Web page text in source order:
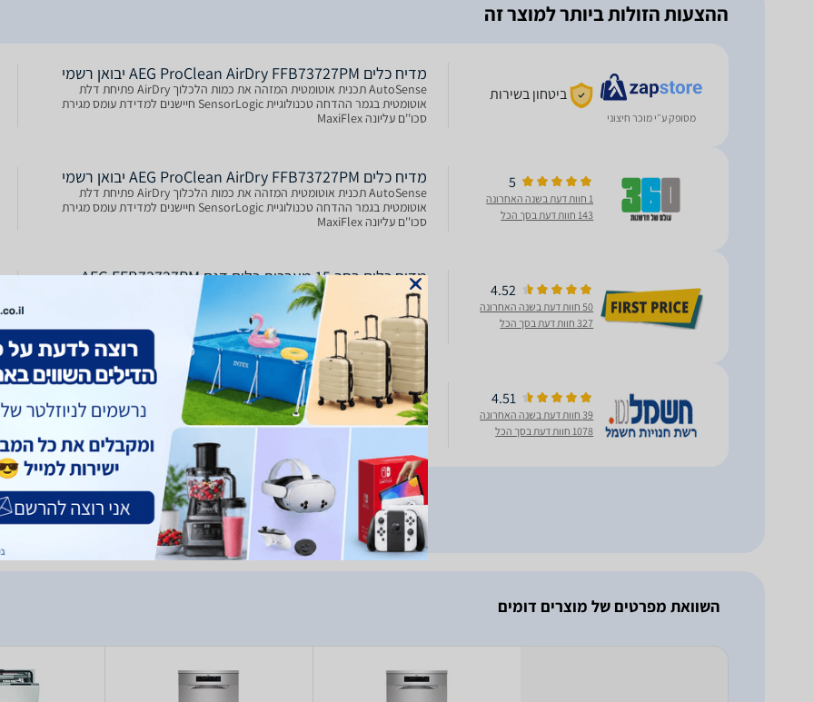
ההצעות הזולות ביותר למוצר זה
מסופק ע״י מוכר חיצוני
ביטחון בשירות
מדיח כלים AEG ProClean AirDry FFB73727PM יבואן רשמי
AutoSense תכנית אוטומטית המזהה את כמות הלכלוך AirDry פתיחת דלת
אוטומטית בגמר ההדחה טכנולוגיית SensorLogic חיישנים למדידת עומס מגירת
סכו''ם עליונה MaxiFlex
5
1 חוות דעת בשנה האחרונה
143 חוות דעת בסך הכל
מדיח כלים AEG ProClean AirDry FFB73727PM יבואן רשמי
AutoSense תכנית אוטומטית המזהה את כמות הלכלוך AirDry פתיחת דלת
אוטומטית בגמר ההדחה טכנולוגיית SensorLogic חיישנים למדידת עומס מגירת
סכו''ם עליונה MaxiFlex
4.52
50 חוות דעת בשנה האחרונה
327 חוות דעת בסך הכל
מדיח כלים רחב 15 מערכות כלים דגם AEG FFB73727PM
נירוסטה מוברשת
דלת אוטומטית בגמר ההדחה לייבוש מושלם וחיסכון באנרגיה מגירת סכו"ם עליונה
MaxiFlex תצוגה LCD עם טיימר הפעלה מאוחרת בין 1-24 שעות הטענה ל- 15
מערכות כלים ותאורה פנימית
4.51
39 חוות דעת בשנה האחרונה
1078 חוות דעת בסך הכל
מדיח כלים AEG ProClean AirDry FFB73727PM יבואן רשמי
FFB73727PM מדיח כלים רחב AEG אאג דגם FFB73727PM
השוואת מפרטים של מוצרים דומים